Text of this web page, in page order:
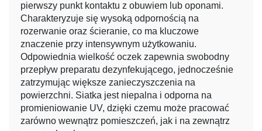
pierwszy punkt kontaktu z obuwiem lub oponami.
Charakteryzuje się wysoką odpornością na
rozerwanie oraz ścieranie, co ma kluczowe
znaczenie przy intensywnym użytkowaniu.
Odpowiednia wielkość oczek zapewnia swobodny
przepływ preparatu dezynfekującego, jednocześnie
zatrzymując większe zanieczyszczenia na
powierzchni. Siatka jest niepalna i odporna na
promieniowanie UV, dzięki czemu może pracować
zarówno wewnątrz pomieszczeń, jak i na zewnątrz